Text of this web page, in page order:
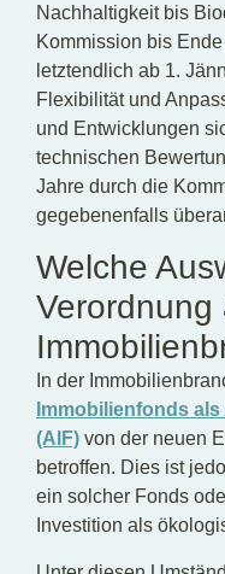
Nachhaltigkeit bis
Kommission bis
letztendlich ab 1.
Flexibilität und
und Entwicklungen
technischen
Jahre durch die
gegebenenfalls
Welche
Verordnung
In der
Immobilienfonds
(AlF) von der neuen
betroffen. Dies ist
ein solcher Fonds
Investition als